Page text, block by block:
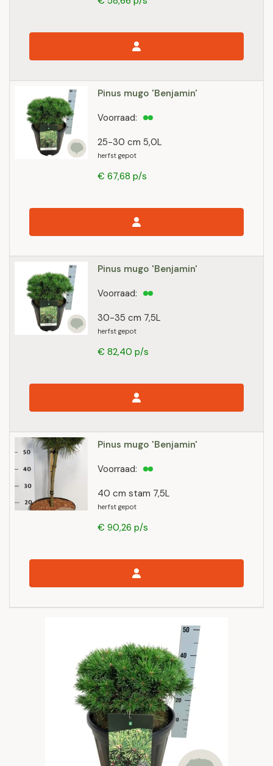
Pinus mugo 'Benjamin'
25-30 cm 5,0L
herfst gepot
Voorraad:
€ 67,68 p/s
Pinus mugo 'Benjamin'
30-35 cm 7,5L
herfst gepot
Voorraad:
€ 82,40 p/s
Pinus mugo 'Benjamin'
40 cm stam 7,5L
herfst gepot
Voorraad:
€ 90,26 p/s